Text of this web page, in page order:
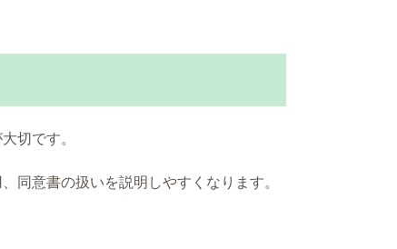
切です。
同意書の扱いを説明しやすくなります。